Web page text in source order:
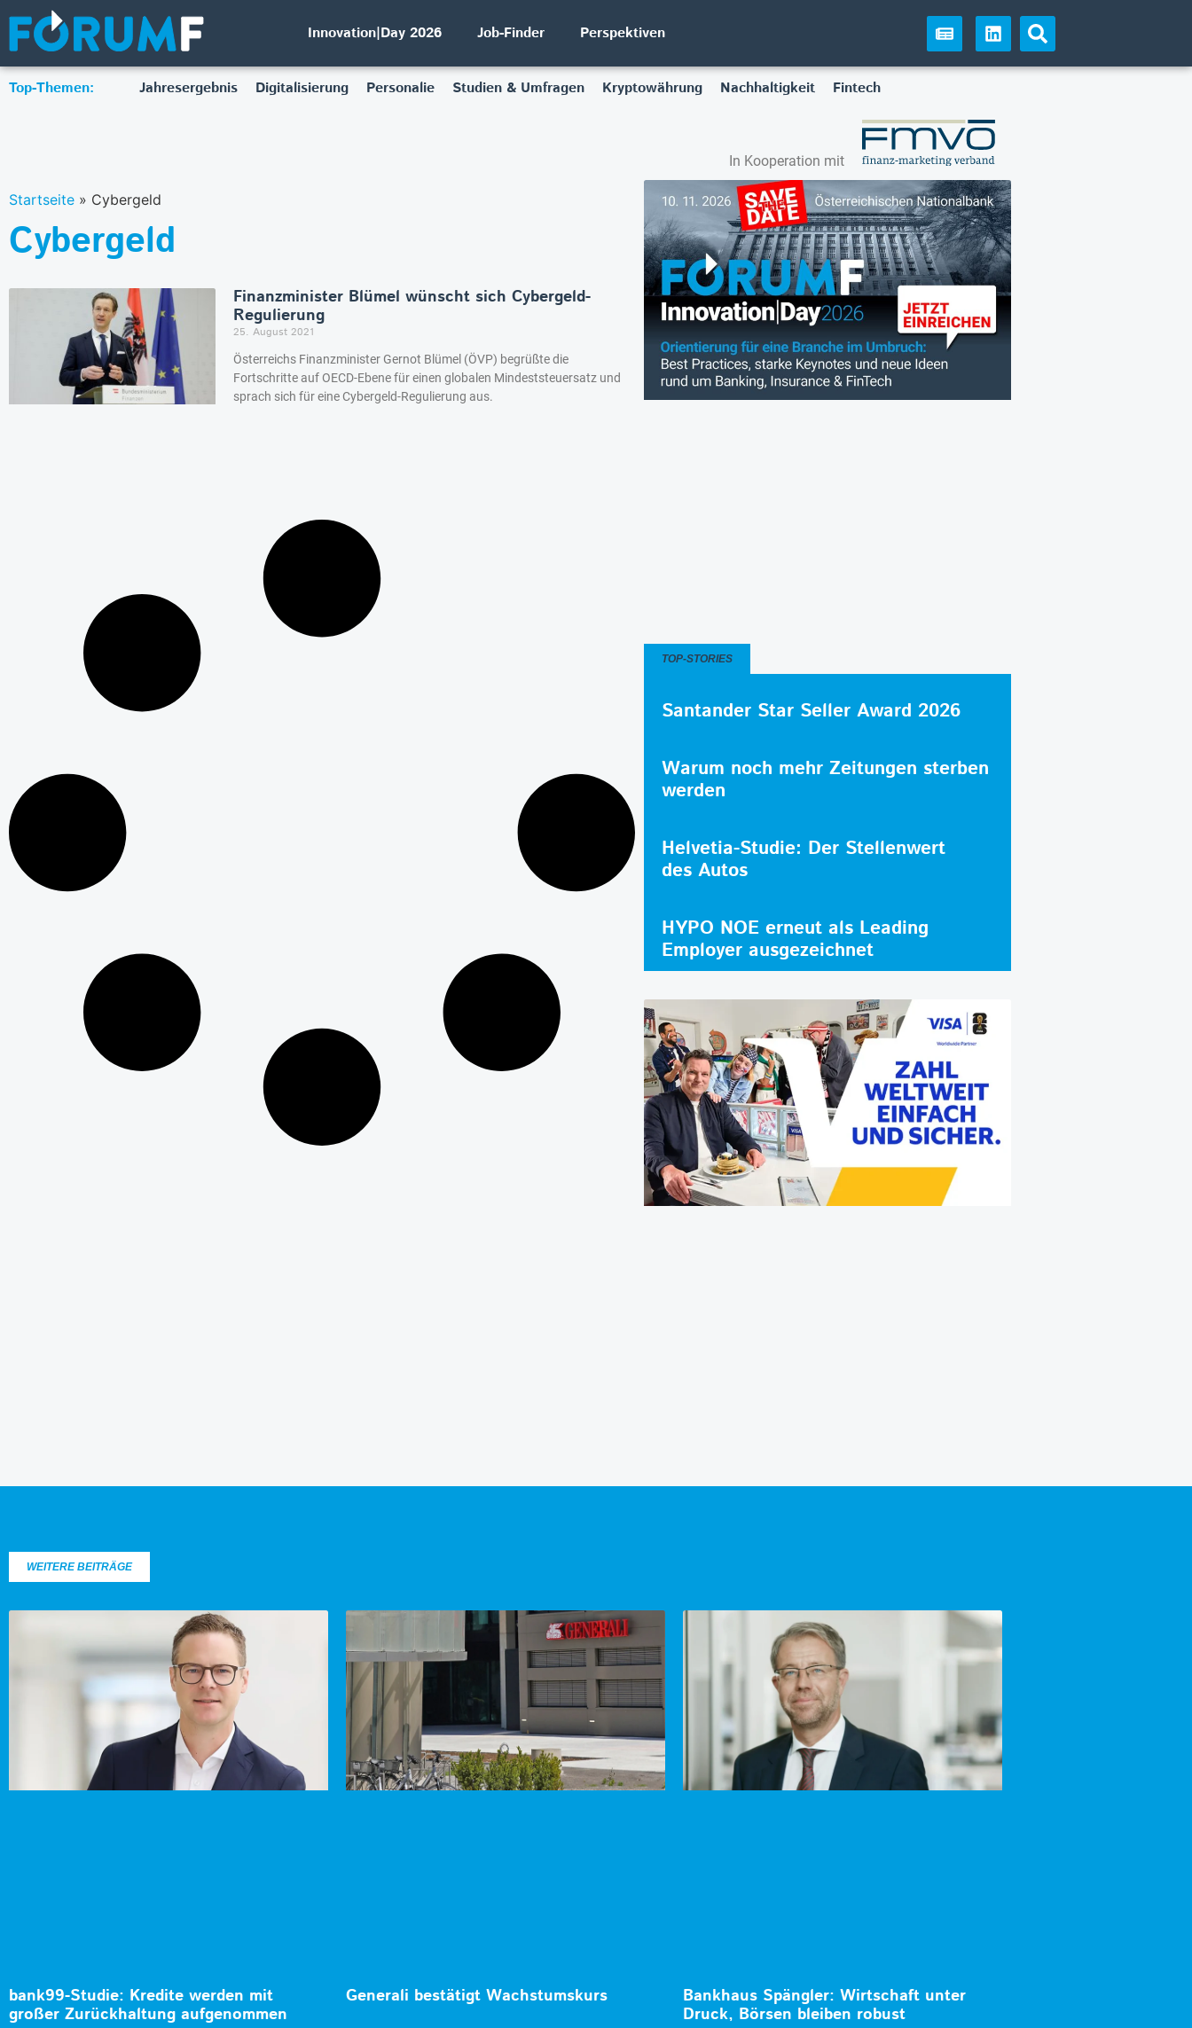
Innovation|Day 2026 Job-Finder Perspektiven
Top-Themen: Jahresergebnis Digitalisierung Personalie Studien & Umfragen Kryptowährung Nachhaltigkeit Fintech
In Kooperation mit
Startseite » Cybergeld
Cybergeld
Finanzminister Blümel wünscht sich Cybergeld-
Regulierung
25. August 2021
Österreichs Finanzminister Gernot Blümel (ÖVP) begrüßte die
Fortschritte auf OECD-Ebene für einen globalen Mindeststeuersatz und
sprach sich für eine Cybergeld-Regulierung aus.
TOP-STORIES
Santander Star Seller Award 2026
Warum noch mehr Zeitungen sterben
werden
Helvetia-Studie: Der Stellenwert
des Autos
HYPO NOE erneut als Leading
Employer ausgezeichnet
WEITERE BEITRÄGE
bank99-Studie: Kredite werden mit
großer Zurückhaltung aufgenommen
Generali bestätigt Wachstumskurs
Bankhaus Spängler: Wirtschaft unter
Druck, Börsen bleiben robust